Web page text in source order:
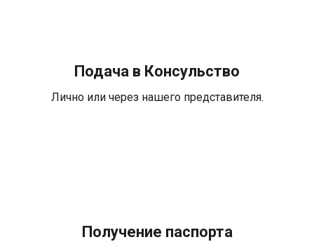
Подача в Консульство
Лично или через нашего представителя.
Получение паспорта